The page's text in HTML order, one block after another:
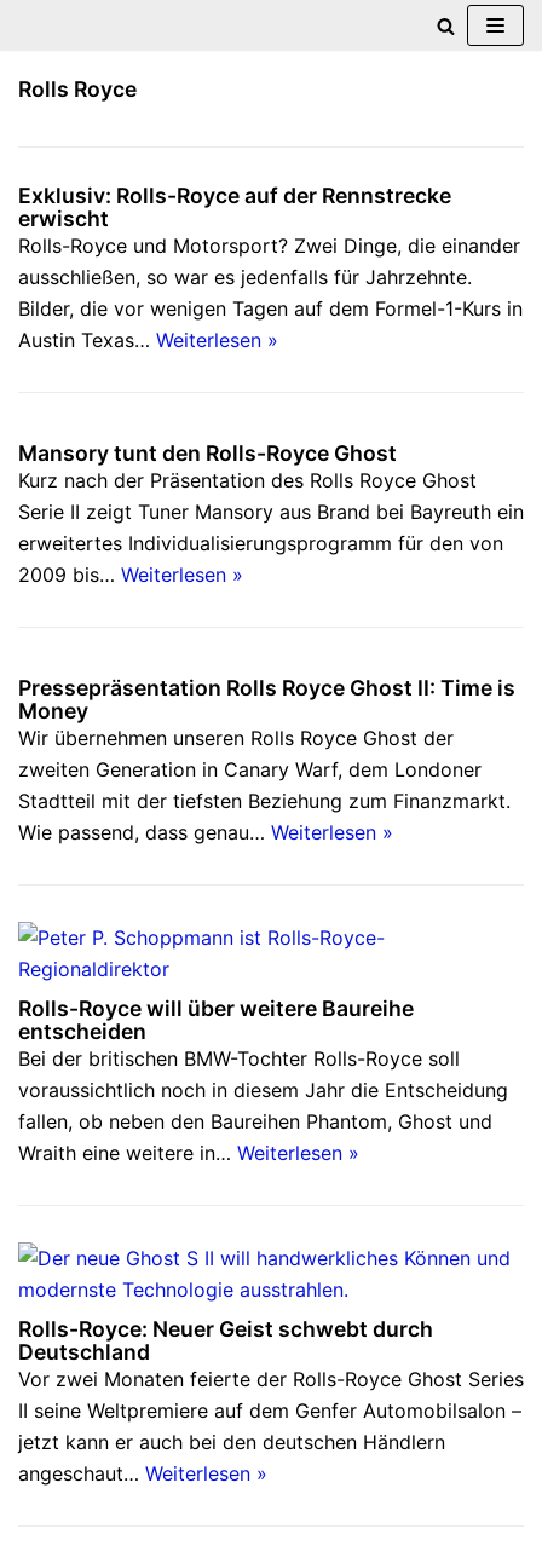
Inhalt
Rolls Royce
Exklusiv: Rolls-Royce auf der Rennstrecke
erwischt
Rolls-Royce und Motorsport? Zwei Dinge, die einander
ausschließen, so war es jedenfalls für Jahrzehnte.
Bilder, die vor wenigen Tagen auf dem Formel-1-Kurs in
Austin Texas… Weiterlesen »
Mansory tunt den Rolls-Royce Ghost
Kurz nach der Präsentation des Rolls Royce Ghost
Serie II zeigt Tuner Mansory aus Brand bei Bayreuth ein
erweitertes Individualisierungsprogramm für den von
2009 bis… Weiterlesen »
Pressepräsentation Rolls Royce Ghost II: Time is
Money
Wir übernehmen unseren Rolls Royce Ghost der
zweiten Generation in Canary Warf, dem Londoner
Stadtteil mit der tiefsten Beziehung zum Finanzmarkt.
Wie passend, dass genau… Weiterlesen »
Rolls-Royce will über weitere Baureihe
entscheiden
Bei der britischen BMW-Tochter Rolls-Royce soll
voraussichtlich noch in diesem Jahr die Entscheidung
fallen, ob neben den Baureihen Phantom, Ghost und
Wraith eine weitere in… Weiterlesen »
Rolls-Royce: Neuer Geist schwebt durch
Deutschland
Vor zwei Monaten feierte der Rolls-Royce Ghost Series
II seine Weltpremiere auf dem Genfer Automobilsalon –
jetzt kann er auch bei den deutschen Händlern
angeschaut… Weiterlesen »